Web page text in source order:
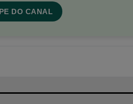
DO CANAL